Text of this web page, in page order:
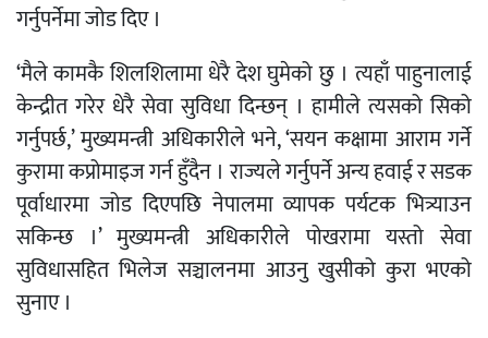
गर्नुपर्नेमा जोड दिए ।
‘मैले कामकै शिलशिलामा धेरै देश घुमेको छु । त्यहाँ पाहुनालाई
केन्द्रीत गरेर धेरै सेवा सुविधा दिन्छन् । हामीले त्यसको सिको
गर्नुपर्छ,’ मुख्यमन्त्री अधिकारीले भने, ‘सयन कक्षामा आराम गर्ने
कुरामा कप्रोमाइज गर्न हुँदैन । राज्यले गर्नुपर्ने अन्य हवाई र सडक
पूर्वाधारमा जोड दिएपछि नेपालमा व्यापक पर्यटक भित्र्याउन
सकिन्छ ।’ मुख्यमन्त्री अधिकारीले पोखरामा यस्तो सेवा
सुविधासहित भिलेज सञ्चालनमा आउनु खुसीको कुरा भएको
सुनाए ।